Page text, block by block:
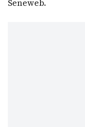
Seneweb.